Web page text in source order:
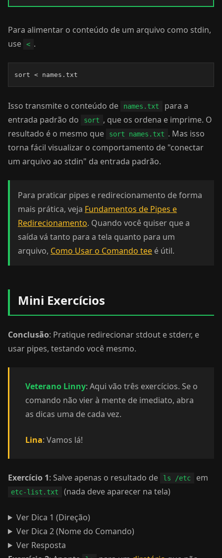
Para alimentar o conteúdo de um arquivo como stdin,
use
< .
sort < names.txt
Isso transmite o conteúdo de names.txt
para a
entrada padrão do
sort , que os ordena e imprime. O
resultado é o mesmo que
sort names.txt . Mas isso
torna fácil visualizar o comportamento de "conectar
um arquivo ao stdin" da entrada padrão.
Para praticar pipes e redirecionamento de forma
mais prática, veja Fundamentos de Pipes e
Redirecionamento. Quando você quiser que a
saída vá tanto para a tela quanto para um
arquivo, Como Usar o Comando tee é útil.
Mini Exercícios
Conclusão: Pratique redirecionar stdout e stderr, e
usar pipes, testando você mesmo.
Veterano Linny: Aqui vão três exercícios. Se o
comando não vier à mente de imediato, abra
as dicas uma de cada vez.
Lina: Vamos lá!
Exercício 1: Salve apenas o resultado de ls /etc em
etc-list.txt (nada deve aparecer na tela)
Ver Dica 1 (Direção)
Ver Dica 2 (Nome do Comando)
Ver Resposta